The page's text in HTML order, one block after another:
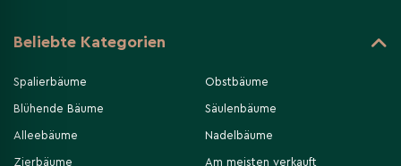
Beliebte Kategorien
Spalierbäume
Blühende Bäume
Alleebäume
Zierbäume
Obstbäume
Säulenbäume
Nadelbäume
Am meisten verkauft